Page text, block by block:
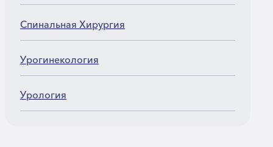
Спинальная Хирургия
Урогинекология
Урология